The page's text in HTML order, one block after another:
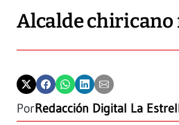
Alcalde chiricano
PorRedacción Digital La